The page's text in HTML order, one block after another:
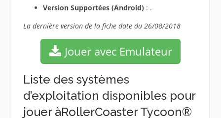
Version Supportées (Android): .
La dernière version de la fiche date du 26/08/2018
Jouer avec Emulateur
Liste des systèmes
d’exploitation disponibles pour
jouer àRollerCoaster Tycoon®